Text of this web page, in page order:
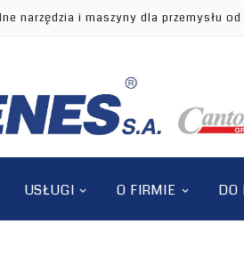
narzędzia i maszyny dla przemysłu
USŁUGI O FIRMIE DO